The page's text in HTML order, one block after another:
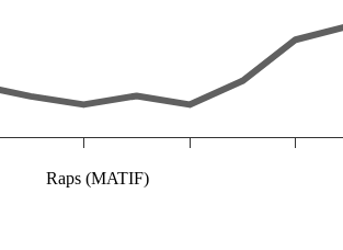
Raps (MATIF)